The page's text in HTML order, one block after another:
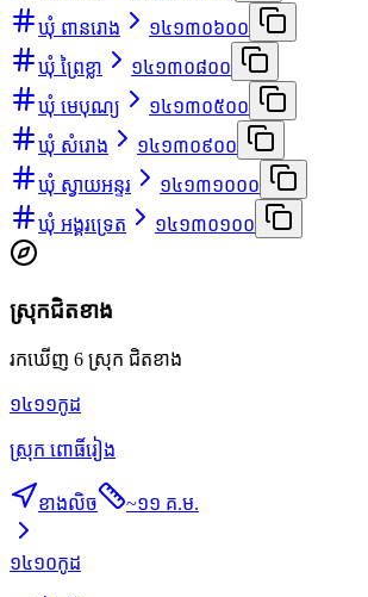
ឃុំ ពានរោង
១៤១៣០៦០០
ឃុំ ព្រៃខ្លា
១៤១៣០៨០០
ឃុំ មេបុណ្យ
១៤១៣០៥០០
ឃុំ សំរោង
១៤១៣០៩០០
ឃុំ ស្វាយអន្ទរ
១៤១៣១០០០
ឃុំ អង្គរទ្រេត
១៤១៣០១០០
ស្រុកជិតខាង
រកឃើញ 6 ស្រុក ជិតខាង
១៤១១កូដ
ស្រុក ពោធិ៍រៀង
ខាងលិច ~១១ គ.ម.
១៤១០កូដ